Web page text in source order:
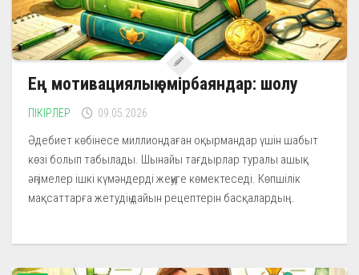
Ең мотивациялық өмірбаяндар: шолу
ПІКІРЛЕР 09.05.2026
Әдебиет көбінесе миллиондаған оқырмандар үшін шабыт
көзі болып табылады. Шынайы тағдырлар туралы ашық
әңгімелер ішкі күмәндерді жеңуге көмектеседі. Көпшілік
мақсаттарға жетудің дайын рецептерін басқалардың...